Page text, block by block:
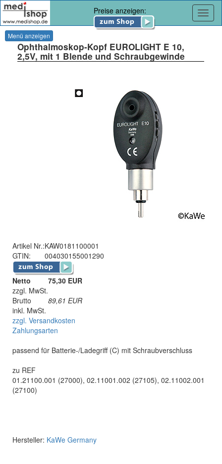
Preise anzeigen:
Menü anzeigen
Ophthalmoskop-Kopf EUROLIGHT E 10,
2,5V, mit 1 Blende und Schraubgewinde
Artikel Nr.:KAW0181100001
GTIN:
004030155001290
Netto
75,30 EUR
zzgl. MwSt.
Brutto
89,61 EUR
inkl. MwSt.
zzgl. Versandkosten
Zahlungsarten
passend für Batterie-/Ladegriff (C) mit Schraubverschluss
zu REF
01.21100.001 (27000), 02.11001.002 (27105), 02.11002.001
(27100)
Hersteller: KaWe Germany